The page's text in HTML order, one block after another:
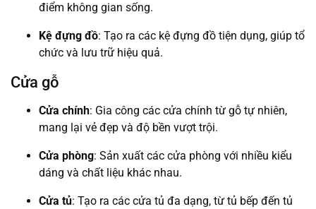
điểm không gian sống.
Kệ đựng đồ: Tạo ra các kệ đựng đồ tiện dụng, giúp tổ
chức và lưu trữ hiệu quả.
Cửa gỗ
Cửa chính: Gia công các cửa chính từ gỗ tự nhiên,
mang lại vẻ đẹp và độ bền vượt trội.
Cửa phòng: Sản xuất các cửa phòng với nhiều kiểu
dáng và chất liệu khác nhau.
Cửa tủ: Tạo ra các cửa tủ đa dạng, từ tủ bếp đến tủ